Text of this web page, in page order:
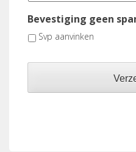
Bevestiging geen
Svp aanvinken